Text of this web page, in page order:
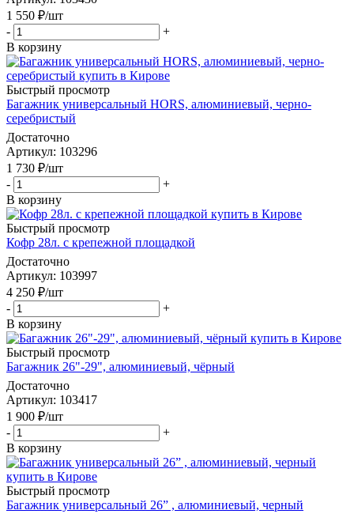
1 550 ₽/шт
-
+
В корзину
Быстрый просмотр
Багажник универсальный HORS, алюминиевый, черно-
серебристый
Достаточно
Артикул: 103296
1 730 ₽/шт
-
+
В корзину
Быстрый просмотр
Кофр 28л. с крепежной площадкой
Достаточно
Артикул: 103997
4 250 ₽/шт
-
+
В корзину
Быстрый просмотр
Багажник 26"-29", алюминиевый, чёрный
Достаточно
Артикул: 103417
1 900 ₽/шт
-
+
В корзину
Быстрый просмотр
Багажник универсальный 26” , алюминиевый, черный